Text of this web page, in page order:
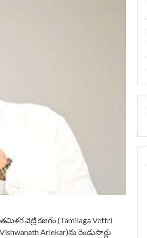
వెట్రి కజగం (Tamilaga Vettri
Arlekar)ను రెండుసార్లు